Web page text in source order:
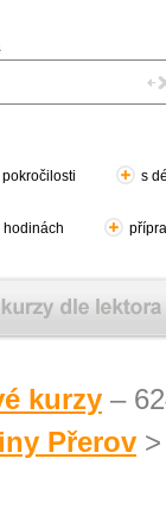
s
hodinách
kurzy –
Přerov